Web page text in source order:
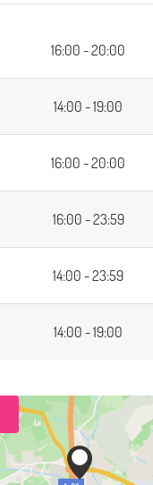
16:00 - 20:00
14:00 - 19:00
16:00 - 20:00
16:00 - 23:59
14:00 - 23:59
14:00 - 19:00